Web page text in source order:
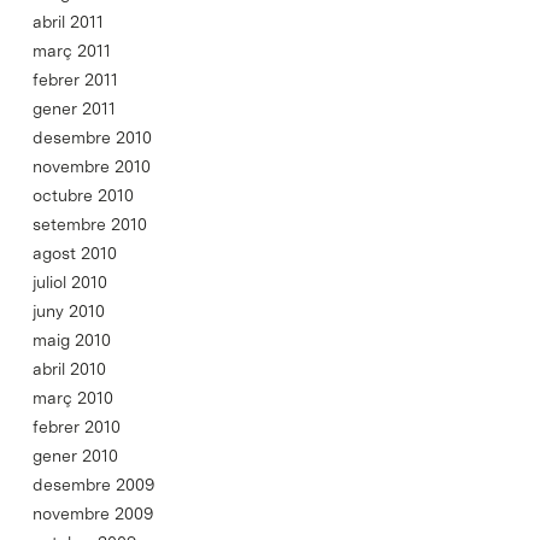
abril 2011
març 2011
febrer 2011
gener 2011
desembre 2010
novembre 2010
octubre 2010
setembre 2010
agost 2010
juliol 2010
juny 2010
maig 2010
abril 2010
març 2010
febrer 2010
gener 2010
desembre 2009
novembre 2009